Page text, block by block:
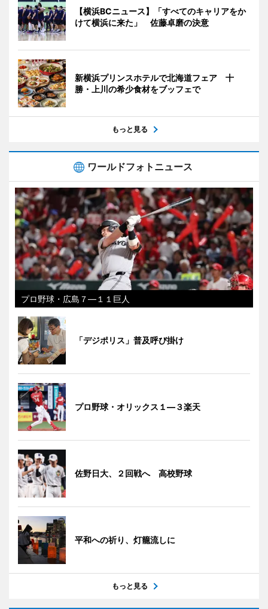
【横浜BCニュース】「すべてのキャリアをか
けて横浜に来た」 佐藤卓磨の決意
新横浜プリンスホテルで北海道フェア 十
勝・上川の希少食材をブッフェで
もっと見る
ワールドフォトニュース
プロ野球・広島７―１１巨人
「デジポリス」普及呼び掛け
プロ野球・オリックス１―３楽天
佐野日大、２回戦へ 高校野球
平和への祈り、灯籠流しに
もっと見る